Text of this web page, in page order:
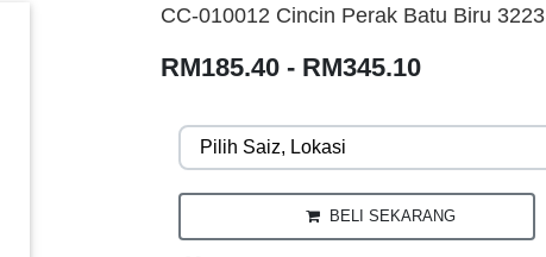
CC-010012 Cincin Perak Batu Biru 3223
RM185.40 - RM345.10
BELI SEKARANG